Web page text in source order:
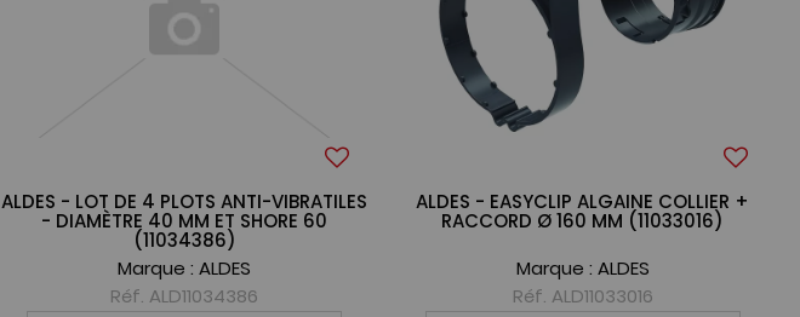
ALDES - LOT DE 4 PLOTS ANTI-VIBRATILES
- DIAMÈTRE 40 MM ET SHORE 60
(11034386)
Marque :ALDES
Réf. ALD11034386
ALDES - EASYCLIP ALGAINE COLLIER +
RACCORD Ø 160 MM (11033016)
Marque : ALDES
Réf. ALD11033016